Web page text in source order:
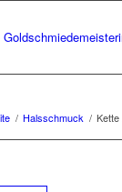
/ Halsschmuck / Kette